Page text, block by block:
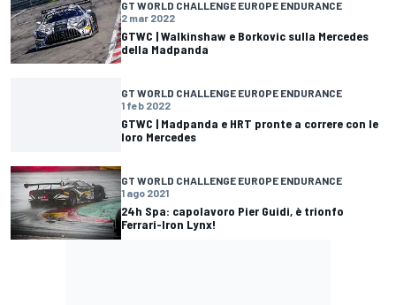
GT WORLD CHALLENGE EUROPE ENDURANCE
2 mar 2022
GTWC | Walkinshaw e Borkovic sulla Mercedes
della Madpanda
GT WORLD CHALLENGE EUROPE ENDURANCE
1 feb 2022
GTWC | Madpanda e HRT pronte a correre con le
loro Mercedes
GT WORLD CHALLENGE EUROPE ENDURANCE
1 ago 2021
24h Spa: capolavoro Pier Guidi, è trionfo
Ferrari-Iron Lynx!